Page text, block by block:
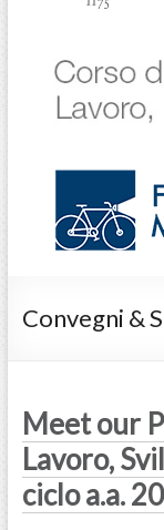
Convegni &
Meet our
Lavoro,
ciclo a.a.